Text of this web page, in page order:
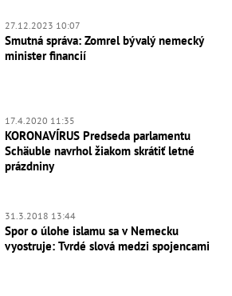
27.12.2023 10:07
Smutná správa: Zomrel bývalý nemecký
minister financií
17.4.2020 11:35
KORONAVÍRUS Predseda parlamentu
Schäuble navrhol žiakom skrátiť letné
prázdniny
31.3.2018 13:44
Spor o úlohe islamu sa v Nemecku
vyostruje: Tvrdé slová medzi spojencami